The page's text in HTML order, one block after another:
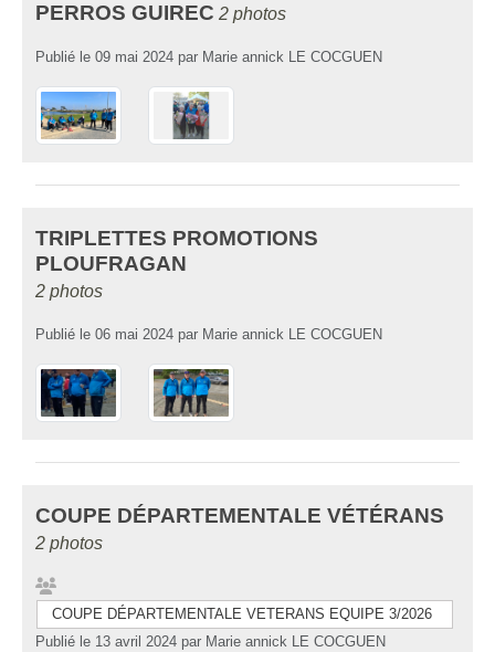
PERROS GUIREC 2 photos
Publié le 09 mai 2024 par Marie annick LE COCGUEN
TRIPLETTES PROMOTIONS
PLOUFRAGAN
2 photos
Publié le 06 mai 2024 par Marie annick LE COCGUEN
COUPE DÉPARTEMENTALE VÉTÉRANS
2 photos
COUPE DÉPARTEMENTALE VETERANS EQUIPE 3/2026
Publié le 13 avril 2024 par Marie annick LE COCGUEN